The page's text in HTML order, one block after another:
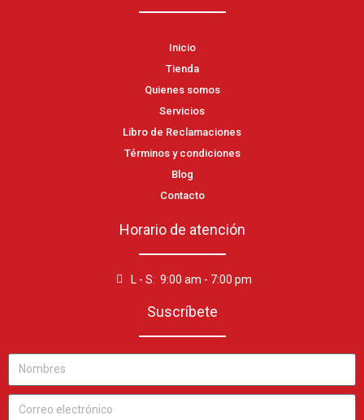
Inicio
Tienda
Quienes somos
Servicios
Libro de Reclamaciones
Términos y condiciones
Blog
Contacto
Horario de atención
L - S: 9:00 am - 7:00 pm
Suscríbete